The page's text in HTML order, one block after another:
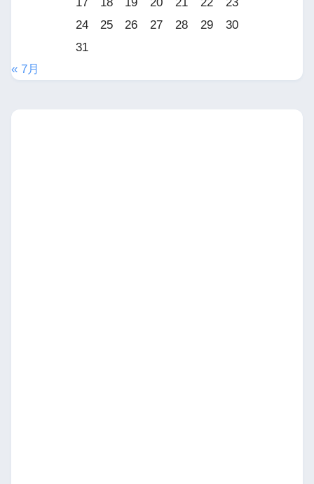
24
25 26 27 28 29
30
31
« 7月